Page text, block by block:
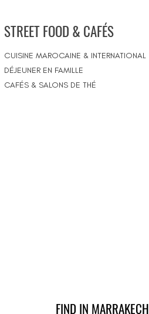
STREET FOOD & CAFÉS
CUISINE MAROCAINE & INTERNATIONAL
DÉJEUNER EN FAMILLE
CAFÉS & SALONS DE THÉ
FIND IN MARRAKECH